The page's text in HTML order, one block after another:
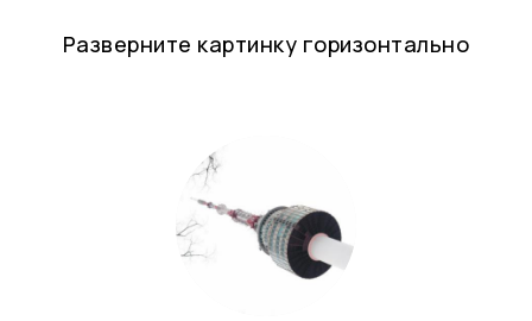
Разверните картинку горизонтально